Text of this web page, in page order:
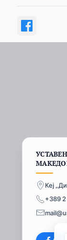
Кеј
+389